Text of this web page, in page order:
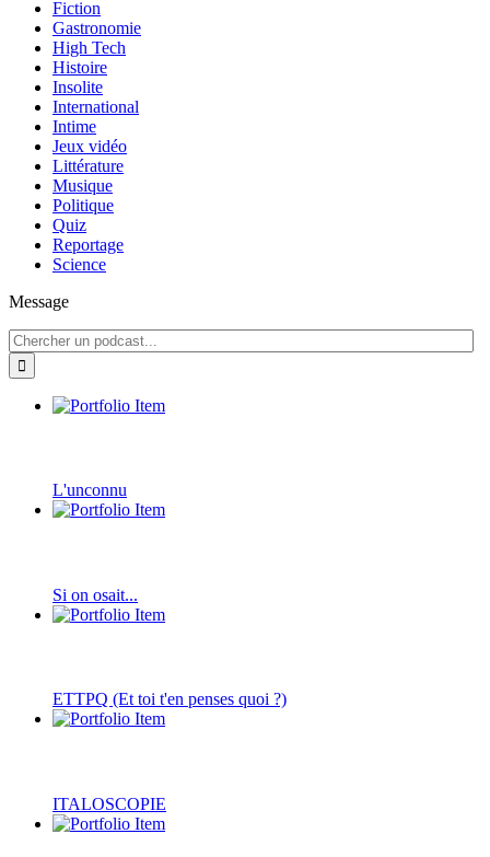
Fiction
Gastronomie
High Tech
Histoire
Insolite
International
Intime
Jeux vidéo
Littérature
Musique
Politique
Quiz
Reportage
Science
Message
L'unconnu
Si on osait...
ETTPQ (Et toi t'en penses quoi ?)
ITALOSCOPIE